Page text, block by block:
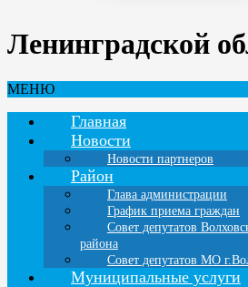
Ленинградской
МЕНЮ
Главная
Новости
Новости партнеров
Район
Глава администрации
График приема граждан
Совет депутатов
района
Совет депутатов МО
Муниципальные услуги